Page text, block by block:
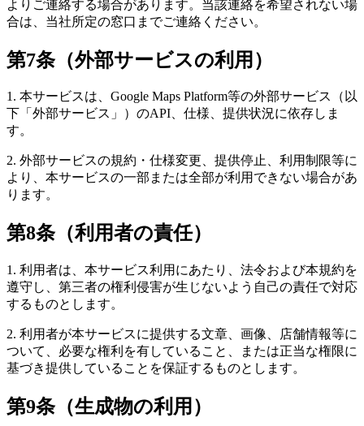
よりご連絡する場合があります。当該連絡を希望されない場
合は、当社所定の窓口までご連絡ください。
第7条（外部サービスの利用）
1. 本サービスは、Google Maps Platform等の外部サービス（以
下「外部サービス」）のAPI、仕様、提供状況に依存しま
す。
2. 外部サービスの規約・仕様変更、提供停止、利用制限等に
より、本サービスの一部または全部が利用できない場合があ
ります。
第8条（利用者の責任）
1. 利用者は、本サービス利用にあたり、法令および本規約を
遵守し、第三者の権利侵害が生じないよう自己の責任で対応
するものとします。
2. 利用者が本サービスに提供する文章、画像、店舗情報等に
ついて、必要な権利を有していること、または正当な権限に
基づき提供していることを保証するものとします。
第9条（生成物の利用）